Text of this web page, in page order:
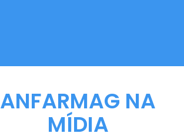
ANFARMAG NA
MÍDIA